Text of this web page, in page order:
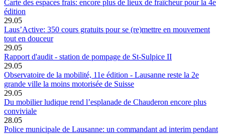
Carte des espaces frais: encore plus de lieux de fraîcheur pour la 4e
édition
29.05
Laus’Active: 350 cours gratuits pour se (re)mettre en mouvement
tout en douceur
29.05
Rapport d'audit - station de pompage de St-Sulpice II
29.05
Observatoire de la mobilité, 11e édition - Lausanne reste la 2e
grande ville la moins motorisée de Suisse
29.05
Du mobilier ludique rend l’esplanade de Chauderon encore plus
conviviale
28.05
Police municipale de Lausanne: un commandant ad interim pendant